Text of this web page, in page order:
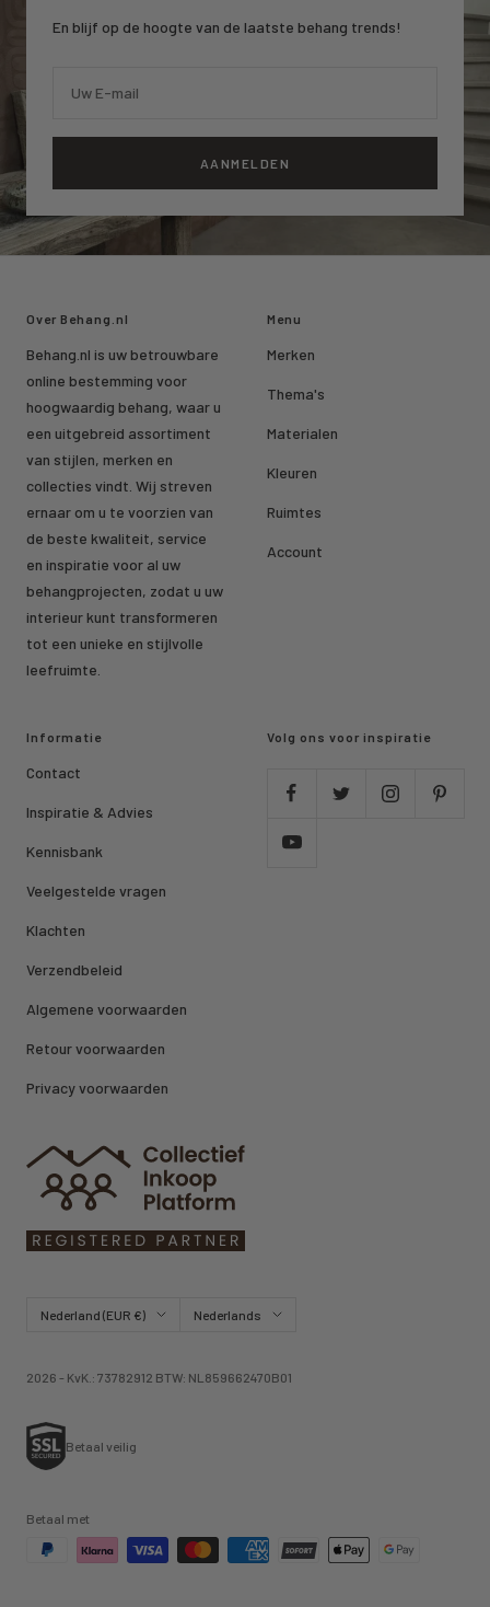
En blijf op de hoogte van de laatste behang trends!
Uw E-mail
AANMELDEN
Over Behang.nl
Behang.nl is uw betrouwbare
online bestemming voor
hoogwaardig behang, waar u
een uitgebreid assortiment
van stijlen, merken en
collecties vindt. Wij streven
ernaar om u te voorzien van
de beste kwaliteit, service
en inspiratie voor al uw
behangprojecten, zodat u uw
interieur kunt transformeren
tot een unieke en stijlvolle
leefruimte.
Menu
Merken
Thema's
Materialen
Kleuren
Ruimtes
Account
Informatie
Contact
Inspiratie & Advies
Kennisbank
Veelgestelde vragen
Klachten
Verzendbeleid
Algemene voorwaarden
Retour voorwaarden
Privacy voorwaarden
Volg ons voor inspiratie
Land/regio Nederland (EUR €) TaalNederlands
2026 - KvK.: 73782912 BTW: NL859662470B01
Betaal veilig
Betaal met